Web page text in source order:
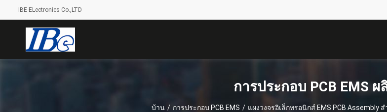
IBE ELectronics Co.,LTD
การประกอบ PCB EMS
บ้าน / การประกอบ PCB EMS / แผงวงจรอิเล็กทรอนิกส์ EMS PCB Assembly